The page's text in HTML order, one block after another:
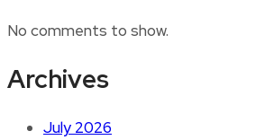
No comments to show.
Archives
July 2026